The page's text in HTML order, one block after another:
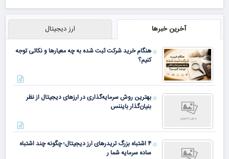
آخرین خبرها ارز دیجیتال
هنگام خرید شرکت ثبت شده به چه معیارها و نکاتی توجه
کنیم؟
بهترین روش سرمایه‌گذاری در ارزهای دیجیتال از نظر
بنیان‌گذار بایننس
۴ اشتباه بزرگ تریدرهای ارز دیجیتال؛ چگونه چند اشتباه
ساده سرمایه شما ر